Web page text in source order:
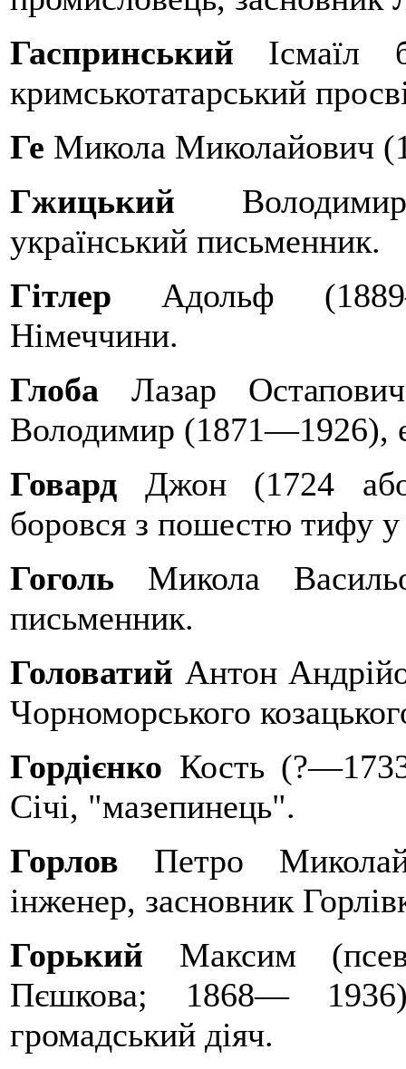
Гаспринський Ісмаїл
кримськотатарський
Ге Микола Миколайович
Гжицький
український письменник.
Гітлер Адольф
Німеччини.
Глоба Лазар
Володимир (1871—1926),
Говард Джон (1724 або
боровся з пошестю тифу у
Гоголь Микола
письменник.
Головатий Антон
Чорноморського
Гордієнко Кость
Січі, "мазепинець".
Горлов Петро
інженер, засновник
Горький Максим
Пєшкова; 1868—
громадський діяч.